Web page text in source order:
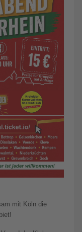
mit Köln die